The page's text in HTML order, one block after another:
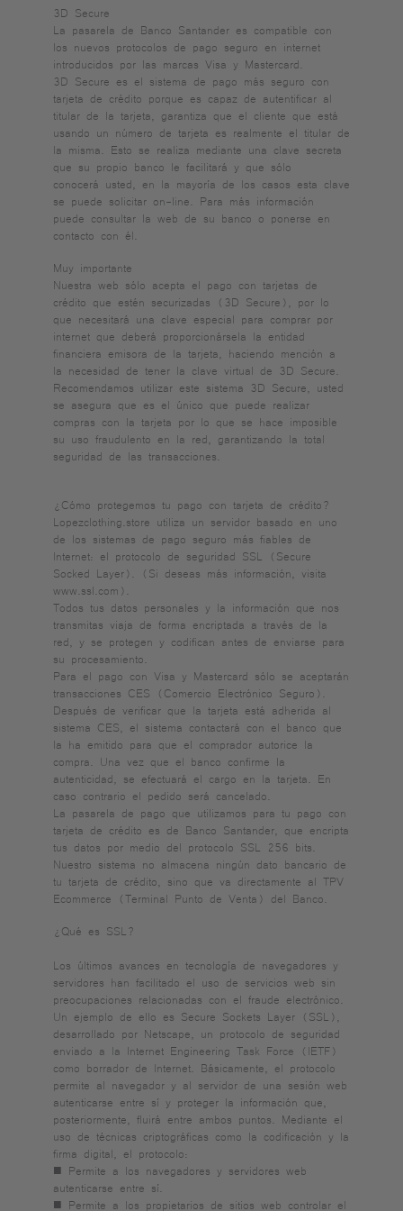
3D Secure
La pasarela de Banco Santander es compatible con
los nuevos protocolos de pago seguro en internet
introducidos por las marcas Visa y Mastercard.
3D Secure es el sistema de pago más seguro con
tarjeta de crédito porque es capaz de autentificar al
titular de la tarjeta, garantiza que el cliente que está
usando un número de tarjeta es realmente el titular de
la misma. Esto se realiza mediante una clave secreta
que su propio banco le facilitará y que sólo
conocerá usted, en la mayoría de los casos esta clave
se puede solicitar on-line. Para más información
puede consultar la web de su banco o ponerse en
contacto con él.
Muy importante
Nuestra web sólo acepta el pago con tarjetas de
crédito que estén securizadas (3D Secure), por lo
que necesitará una clave especial para comprar por
internet que deberá proporcionársela la entidad
financiera emisora de la tarjeta, haciendo mención a
la necesidad de tener la clave virtual de 3D Secure.
Recomendamos utilizar este sistema 3D Secure, usted
se asegura que es el único que puede realizar
compras con la tarjeta por lo que se hace imposible
su uso fraudulento en la red, garantizando la total
seguridad de las transacciones.
¿Cómo protegemos tu pago con tarjeta de crédito?
Lopezclothing.store utiliza un servidor basado en uno
de los sistemas de pago seguro más fiables de
Internet: el protocolo de seguridad SSL (Secure
Socked Layer). (Si deseas más información, visita
www.ssl.com).
Todos tus datos personales y la información que nos
transmitas viaja de forma encriptada a través de la
red, y se protegen y codifican antes de enviarse para
su procesamiento.
Para el pago con Visa y Mastercard sólo se aceptarán
transacciones CES (Comercio Electrónico Seguro).
Después de verificar que la tarjeta está adherida al
sistema CES, el sistema contactará con el banco que
la ha emitido para que el comprador autorice la
compra. Una vez que el banco confirme la
autenticidad, se efectuará el cargo en la tarjeta. En
caso contrario el pedido será cancelado.
La pasarela de pago que utilizamos para tu pago con
tarjeta de crédito es de Banco Santander, que encripta
tus datos por medio del protocolo SSL 256 bits.
Nuestro sistema no almacena ningún dato bancario de
tu tarjeta de crédito, sino que va directamente al TPV
Ecommerce (Terminal Punto de Venta) del Banco.
¿Qué es SSL?
Los últimos avances en tecnología de navegadores y
servidores han facilitado el uso de servicios web sin
preocupaciones relacionadas con el fraude electrónico.
Un ejemplo de ello es Secure Sockets Layer (SSL),
desarrollado por Netscape, un protocolo de seguridad
enviado a la Internet Engineering Task Force (IETF)
como borrador de Internet. Básicamente, el protocolo
permite al navegador y al servidor de una sesión web
autenticarse entre sí y proteger la información que,
posteriormente, fluirá entre ambos puntos. Mediante el
uso de técnicas criptográficas como la codificación y la
firma digital, el protocolo:
■ Permite a los navegadores y servidores web
autenticarse entre sí.
■ Permite a los propietarios de sitios web controlar el